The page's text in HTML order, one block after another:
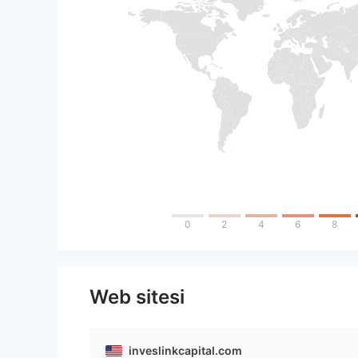
0 2 4 6 8
Web sitesi
inveslinkcapital.com